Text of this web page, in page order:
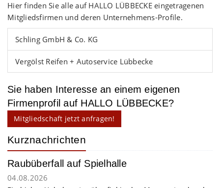
Hier finden Sie alle auf HALLO LÜBBECKE eingetragenen
Mitgliedsfirmen und deren Unternehmens-Profile.
Schling GmbH & Co. KG
Vergölst Reifen + Autoservice Lübbecke
Sie haben Interesse an einem eigenen
Firmenprofil auf HALLO LÜBBECKE?
Mitgliedschaft jetzt anfragen!
Kurznachrichten
Raubüberfall auf Spielhalle
04.08.2026